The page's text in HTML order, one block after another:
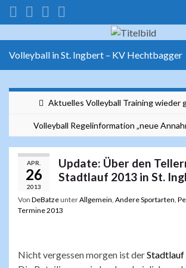
Volleyball in St. Ingbert – KV Hechtbagger
Aktuelles Volleyball Training wieder
Volleyball Regelinformation „neue
APR.
26
2013
Update: Über den
Stadtlauf 2013 in St.
Von DeBatzeunterAllgemein Andere Sportarten
Termine 2013
Nicht vergessen morgen ist derStadtlauf